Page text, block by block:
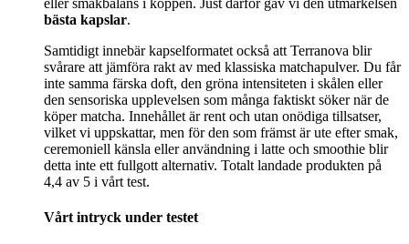
bästa kapslar.
Samtidigt innebär kapselformatet också att Terranova blir
svårare att jämföra rakt av med klassiska matchapulver. Du får
inte samma färska doft, den gröna intensiteten i skålen eller
den sensoriska upplevelsen som många faktiskt söker när de
köper matcha. Innehållet är rent och utan onödiga tillsatser,
vilket vi uppskattar, men för den som främst är ute efter smak,
ceremoniell känsla eller användning i latte och smoothie blir
detta inte ett fullgott alternativ. Totalt landade produkten på
4,4 av 5 i vårt test.
Vårt intryck under testet